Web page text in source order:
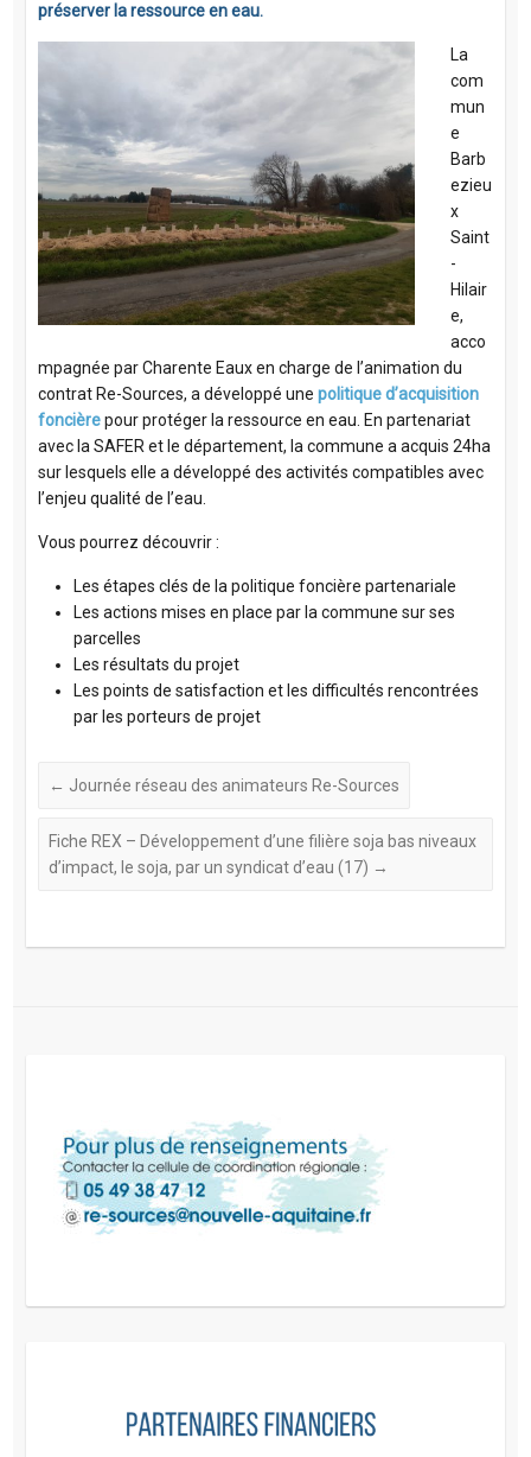
préserver la ressource en eau.
La
com
mun
e
Barb
ezieu
x
Saint
-
Hilair
e,
acco
mpagnée par Charente Eaux en charge de l’animation du
contrat Re-Sources, a développé une politique d’acquisition
foncièrepour protéger la ressource en eau. En partenariat
avec la SAFER et le département, la commune a acquis 24ha
sur lesquels elle a développé des activités compatibles avec
l’enjeu qualité de l’eau.
Vous pourrez découvrir :
Les étapes clés de la politique foncière partenariale
Les actions mises en place par la commune sur ses
parcelles
Les résultats du projet
Les points de satisfaction et les difficultés rencontrées
par les porteurs de projet
← Journée réseau des animateurs Re-Sources
Fiche REX – Développement d’une filière soja bas niveaux
d’impact, le soja, par un syndicat d’eau (17) →